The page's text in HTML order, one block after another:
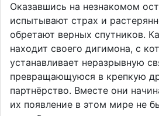
Оказавшись на незнакомом
испытывают страх и
обретают верных спутников.
находит своего дигимона, с
устанавливает неразрывную
превращающуюся в крепкую
партнёрство. Вместе они
их появление в этом мире не